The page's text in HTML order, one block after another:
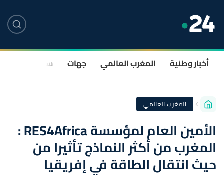
أخبار وطنية المغرب العالمي جهات سياسة
المغرب العالمي
الأمين العام لمؤسسة RES4Africa :
المغرب من أكثر النماذج تأثيرا من
حيث انتقال الطاقة في إفريقيا